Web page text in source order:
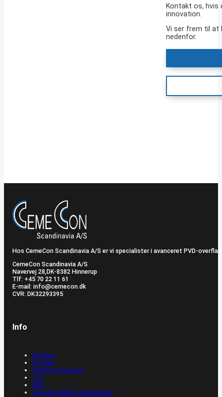
Kontakt os, hvis
innovation.
Vi ser frem til at
nedenfor.
Hos CemeCon Scandinavia A/S er vi specialister i avanceret PVD-
CemeCon Scandinavia A/S
Navervej 28, ​DK-8382 Hinnerup
Tlf: +45 70 22 11 61
E-mail: info@cemecon.dk
CVR: DK32293395
Info
Omkring
Kontakt
CemeCon historier
Job
R&D
Generelle vilkår og betingelser